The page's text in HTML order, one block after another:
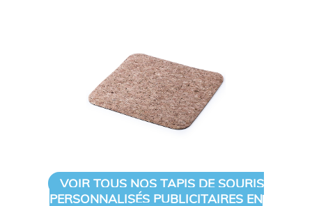
VOIR TOUS NOS TAPIS DE SOURIS
PERSONNALISÉS PUBLICITAIRES EN